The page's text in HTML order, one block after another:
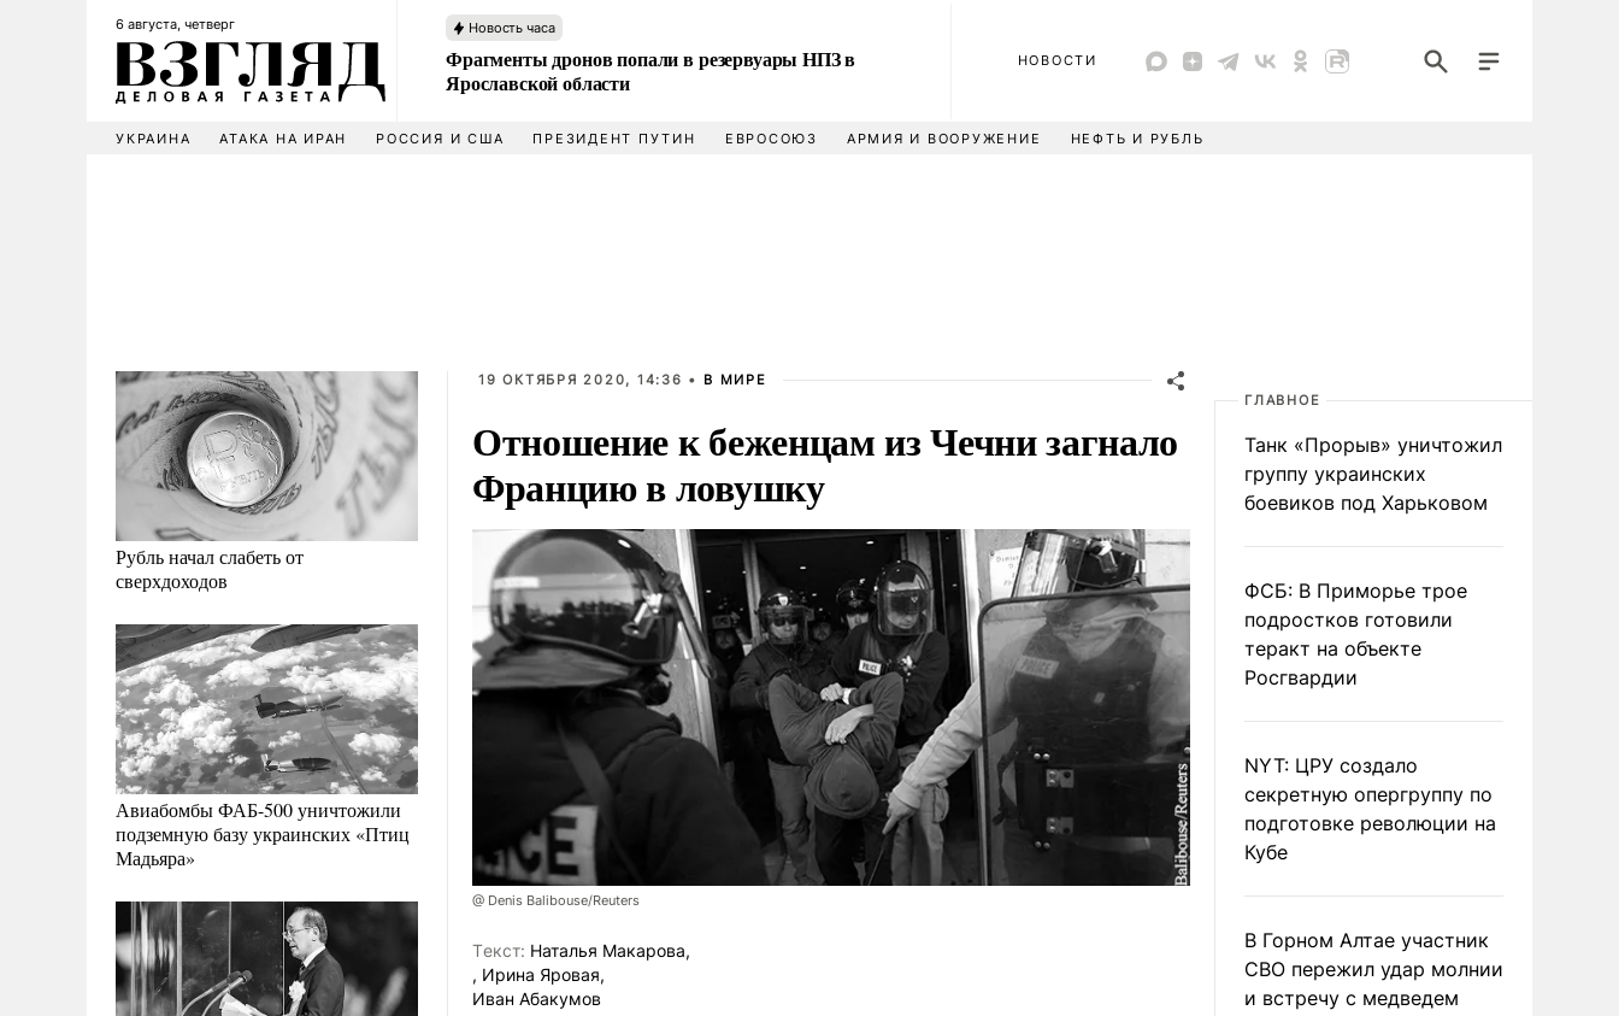
6 августа, четверг Новость часа
Фрагменты дронов попали в резервуары НПЗ в
Ярославской области
НОВОСТИ
УКРАИНА АТАКА НА ИРАН РОССИЯ И США ПРЕЗИДЕНТ ПУТИН ЕВРОСОЮЗ АРМИЯ И ВООРУЖЕНИЕ НЕФТЬ И РУБЛЬ
Рубль начал слабеть от
сверхдоходов
Авиабомбы ФАБ-500 уничтожили
подземную базу украинских «Птиц
Мадьяра»
19 ОКТЯБРЯ 2020, 14:36 • В МИРЕ
Отношение к беженцам из Чечни загнало
Францию в ловушку
@ Denis Balibouse/Reuters
Tекст: Наталья Макарова,
, Ирина Яровая,
Иван Абакумов
ГЛАВНОЕ
Танк «Прорыв» уничтожил
группу украинских
боевиков под Харьковом
ФСБ: В Приморье трое
подростков готовили
теракт на объекте
Росгвардии
NYT: ЦРУ создало
секретную опергруппу по
подготовке революции на
Кубе
В Горном Алтае участник
СВО пережил удар молнии
и встречу с медведем